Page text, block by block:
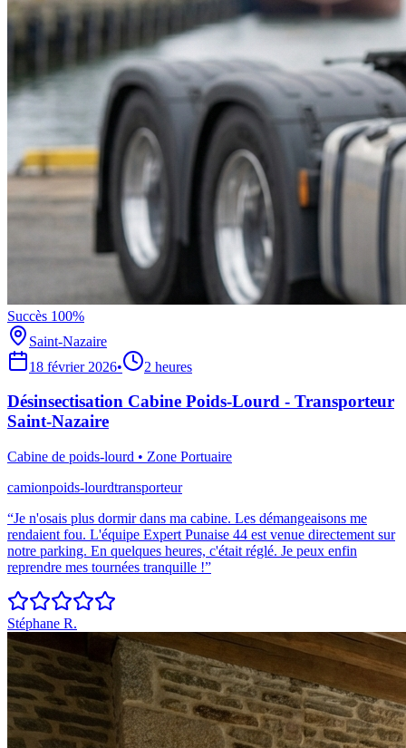
Succès 100%
Saint-Nazaire
18 février 2026• 2 heures
Désinsectisation Cabine Poids-Lourd - Transporteur
Saint-Nazaire
Cabine de poids-lourd • Zone Portuaire
camionpoids-lourdtransporteur
“Je n'osais plus dormir dans ma cabine. Les démangeaisons me
rendaient fou. L'équipe Expert Punaise 44 est venue directement sur
notre parking. En quelques heures, c'était réglé. Je peux enfin
reprendre mes tournées tranquille !”
Stéphane R.